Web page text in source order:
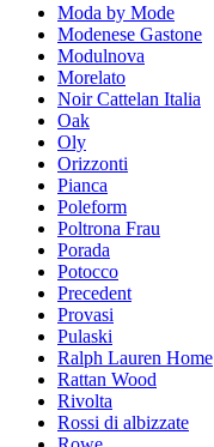
Moda by Mode
Modenese Gastone
Modulnova
Morelato
Noir Cattelan Italia
Oak
Oly
Orizzonti
Pianca
Poleform
Poltrona Frau
Porada
Potocco
Precedent
Provasi
Pulaski
Ralph Lauren Home
Rattan Wood
Rivolta
Rossi di albizzate